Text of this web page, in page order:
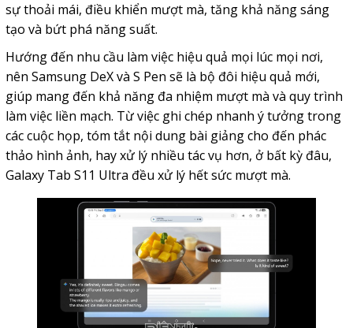
sự thoải mái, điều khiển mượt mà, tăng khả năng sáng
tạo và bứt phá năng suất.
Hướng đến nhu cầu làm việc hiệu quả mọi lúc mọi nơi,
nên Samsung DeX và S Pen sẽ là bộ đôi hiệu quả mới,
giúp mang đến khả năng đa nhiệm mượt mà và quy trình
làm việc liền mạch. Từ việc ghi chép nhanh ý tưởng trong
các cuộc họp, tóm tắt nội dung bài giảng cho đến phác
thảo hình ảnh, hay xử lý nhiều tác vụ hơn, ở bất kỳ đâu,
Galaxy Tab S11 Ultra đều xử lý hết sức mượt mà.